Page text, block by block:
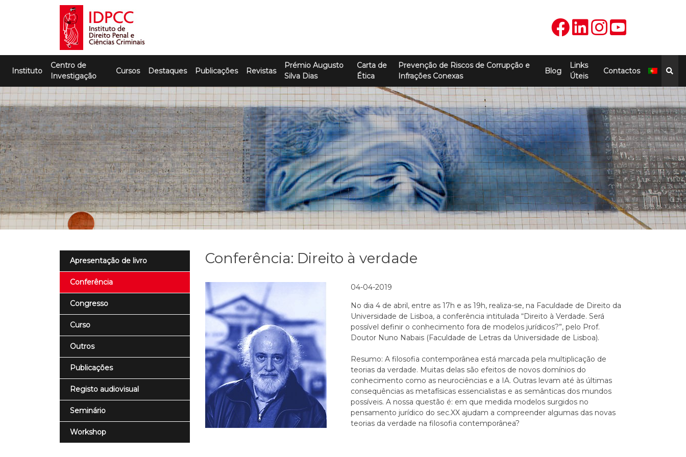
IDPCC
Instituto de Direito Penal e Ciências
Criminais
Instituto
Centro de
Investigação
Cursos Destaques Publicações Revistas
Prémio Augusto
Silva Dias
Carta de
Ética
Prevenção de Riscos de Corrupção e
Infrações Conexas
Blog
Links
Úteis
Contactos
Apresentação de livro
Conferência
Congresso
Curso
Outros
Publicações
Registo audiovisual
Seminário
Workshop
Conferência: Direito à verdade
04-04-2019
No dia 4 de abril, entre as 17h e as 19h, realiza-se, na Faculdade de Direito da
Universidade de Lisboa, a conferência intitulada “Direito à Verdade. Será
possível definir o conhecimento fora de modelos jurídicos?”, pelo Prof.
Doutor Nuno Nabais (Faculdade de Letras da Universidade de Lisboa).
Resumo: A filosofia contemporânea está marcada pela multiplicação de
teorias da verdade. Muitas delas são efeitos de novos domínios do
conhecimento como as neurociências e a IA. Outras levam até às últimas
consequências as metafísicas essencialistas e as semânticas dos mundos
possíveis. A nossa questão é: em que medida modelos surgidos no
pensamento jurídico do sec.XX ajudam a compreender algumas das novas
teorias da verdade na filosofia contemporânea?